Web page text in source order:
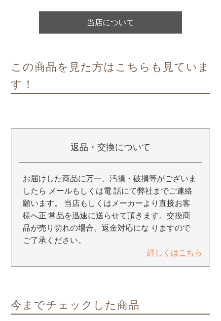
当店について
この商品を見た方はこちらも見ていま
す！
返品・交換について
お届けした商品に万一、汚損・破損等がございま
したら メールもしくは電 話にて弊社までご連絡
願います。 当店もしくはメーカーより直接お客
様へ正 常品を迅速に送らせて頂きます。交換商
品が売り切れの場合、返金対応にな りますので
ご了承ください。
詳しくはこちら
今までチェックした商品